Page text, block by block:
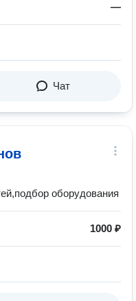
—
Чат
оборудования
1000 ₽